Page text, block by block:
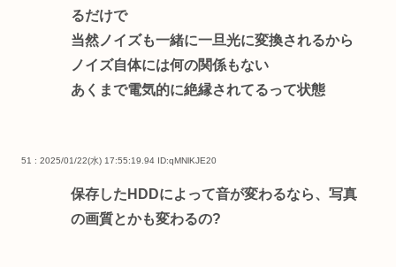
るだけで
当然ノイズも一緒に一旦光に変換されるから
ノイズ自体には何の関係もない
あくまで電気的に絶縁されてるって状態
51 : 2025/01/22(水) 17:55:19.94 ID:qMNlKJE20
保存したHDDによって音が変わるなら、写真
の画質とかも変わるの?